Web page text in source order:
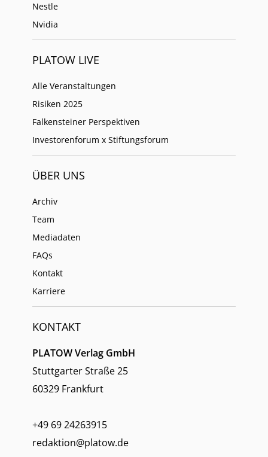
Nestle
Nvidia
PLATOW LIVE
Alle Veranstaltungen
Risiken 2025
Falkensteiner Perspektiven
Investorenforum x Stiftungsforum
ÜBER UNS
Archiv
Team
Mediadaten
FAQs
Kontakt
Karriere
KONTAKT
PLATOW Verlag GmbH
Stuttgarter Straße 25
60329 Frankfurt
+49 69 24263915
redaktion@platow.de